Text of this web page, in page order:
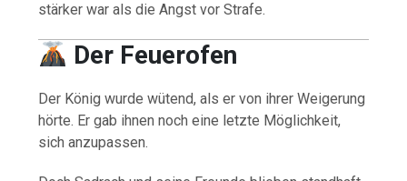
stärker war als die Angst vor Strafe.
Der Feuerofen
Der König wurde wütend, als er von ihrer Weigerung
hörte. Er gab ihnen noch eine letzte Möglichkeit,
sich anzupassen.